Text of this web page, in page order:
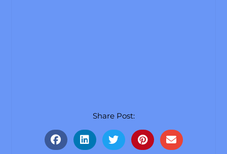
Share Post: